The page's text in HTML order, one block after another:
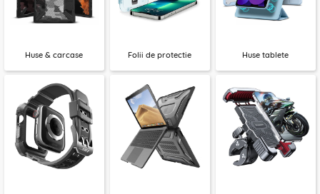
Huse & carcase Folii de protectie Huse tablete